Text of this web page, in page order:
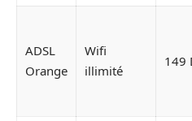
ADSL
Orange
Wifi
illimité
149